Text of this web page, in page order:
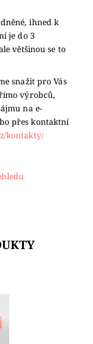
ihned k
je do 3
většinou se to
snažit pro Vás
výrobců,
na e-
přes kontaktní
kontakty/
firmě
z mohérové
přechody....